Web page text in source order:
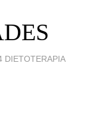
DIETOTERAPIA